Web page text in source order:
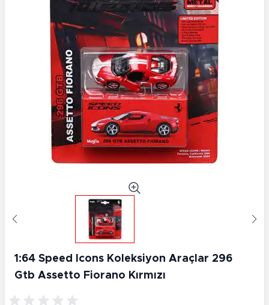
1:64 Speed Icons Koleksiyon Araçlar 296
Gtb Assetto Fiorano Kırmızı